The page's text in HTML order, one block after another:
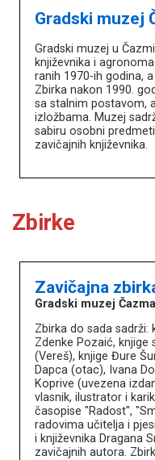
Gradski muzej
Gradski muzej u
književnika i
ranih 1970-ih godina,
Zbirka nakon 1990.
sa stalnim postavom,
izložbama. Muzej
sabiru osobni
zavičajnih književnika.
Zbirke
Zavičajna
Gradski muzej
Zbirka do sada sadrži:
Zdenke Pozaić, knjige
(Vereš), knjige Đure
Dapca (otac), Ivana
Koprive (uvezena
vlasnik, ilustrator i
časopise "Radost",
radovima učitelja i
i književnika Dragana
zavičajnih autora.
Književna baština u
Naslovna
O portalu
Književnici
Impressum
MDC